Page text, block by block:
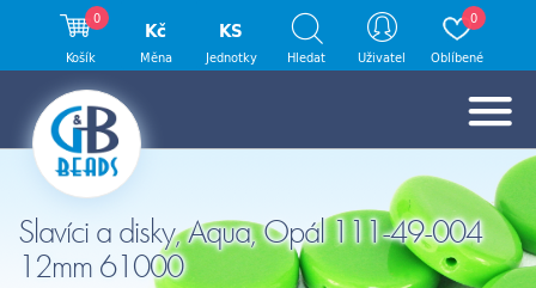
Slavíci a disky, Aqua, Opál 111-49-004
12mm 61000
0
Košík
Kč
Měna
KS
Jednotky Hledat Uživatel
0
Oblíbené